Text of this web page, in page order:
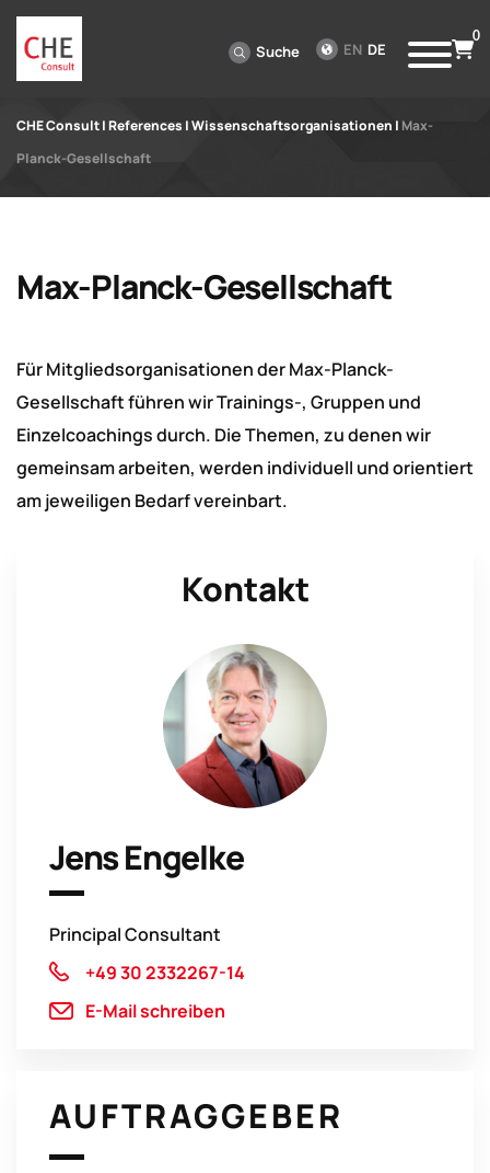
Suche EN DE
0
CHE Consult|References |Wissenschaftsorganisationen | Max-
Planck-Gesellschaft
Max-Planck-Gesellschaft
Für Mitgliedsorganisationen der Max-Planck-
Gesellschaft führen wir Trainings-, Gruppen und
Einzelcoachings durch. Die Themen, zu denen wir
gemeinsam arbeiten, werden individuell und orientiert
am jeweiligen Bedarf vereinbart.
Kontakt
Jens Engelke
Principal Consultant
+49 30 2332267-14
E-Mail schreiben
AUFTRAGGEBER